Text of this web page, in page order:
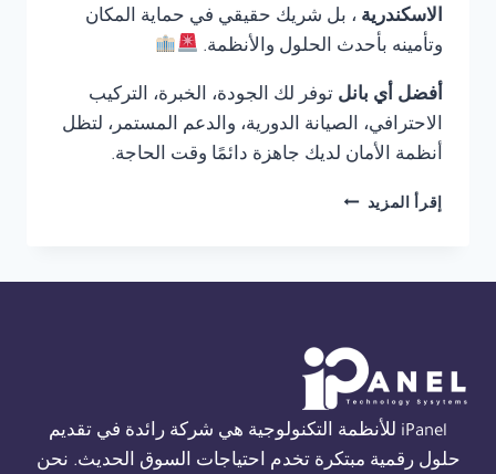
الاسكندرية ، بل شريك حقيقي في حماية المكان
وتأمينه بأحدث الحلول والأنظمة.
أفضل أي بانل توفر لك الجودة، الخبرة، التركيب
الاحترافي، الصيانة الدورية، والدعم المستمر، لتظل
أنظمة الأمان لديك جاهزة دائمًا وقت الحاجة.
إقرأ المزيد تركيب
01554305486
iPanel للأنظمة التكنولوجية هي شركة رائدة في تقديم
حلول رقمية مبتكرة تخدم احتياجات السوق الحديث. نحن